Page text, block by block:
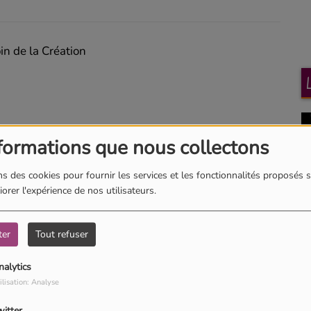
que nous collectons
des cookies pour fournir les services et les fonctionnalités proposés
l'expérience de nos utilisateurs.
Tout refuser
Analyse
de la Création